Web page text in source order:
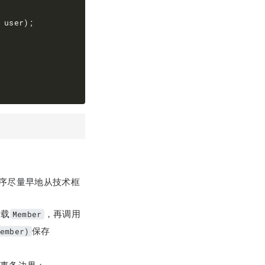
尽量早地从技术框
Member ，再调用
保存